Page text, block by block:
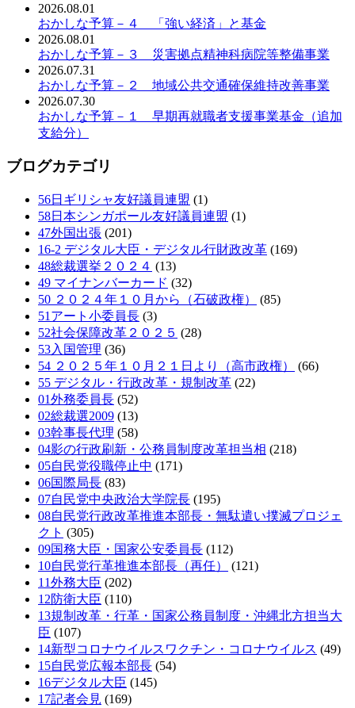
2026.08.01
おかしな予算－４ 「強い経済」と基金
2026.08.01
おかしな予算－３ 災害拠点精神科病院等整備事業
2026.07.31
おかしな予算－２ 地域公共交通確保維持改善事業
2026.07.30
おかしな予算－１ 早期再就職者支援事業基金（追加
支給分）
ブログカテゴリ
56日ギリシャ友好議員連盟 (1)
58日本シンガポール友好議員連盟 (1)
47外国出張 (201)
16-2 デジタル大臣・デジタル行財政改革 (169)
48総裁選挙２０２４ (13)
49 マイナンバーカード (32)
50 ２０２４年１０月から（石破政権）
(85)
51アート小委員長 (3)
52社会保障改革２０２５ (28)
53入国管理 (36)
54 ２０２５年１０月２１日より（高市政権）
(66)
55 デジタル・行政改革・規制改革 (22)
01外務委員長 (52)
02総裁選2009 (13)
03幹事長代理 (58)
04影の行政刷新・公務員制度改革担当相 (218)
05自民党役職停止中 (171)
06国際局長 (83)
07自民党中央政治大学院長 (195)
08自民党行政改革推進本部長・無駄遣い撲滅プロジェ
クト (305)
09国務大臣・国家公安委員長 (112)
10自民党行革推進本部長（再任）
(121)
11外務大臣 (202)
12防衛大臣 (110)
13規制改革・行革・国家公務員制度・沖縄北方担当大
臣 (107)
14新型コロナウイルスワクチン・コロナウイルス (49)
15自民党広報本部長 (54)
16デジタル大臣 (145)
17記者会見 (169)